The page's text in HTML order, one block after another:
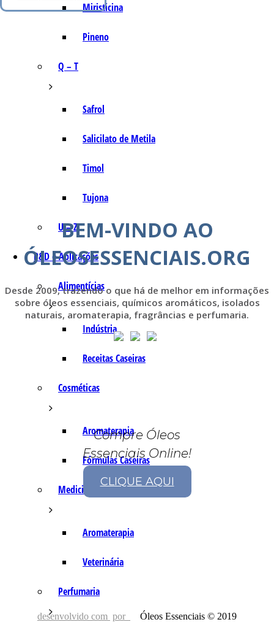
Miristicina
Pineno
Q – T
Safrol
Salicilato de Metila
Timol
Tujona
U – Z
P&D e Aplicações
Alimentícias
Indústria
Receitas Caseiras
Cosméticas
Aromaterapia
Fórmulas Caseiras
Medicinais
Aromaterapia
Veterinária
Perfumaria
BEM-VINDO AO
ÓLEOSESSENCIAIS.ORG
Desde 2009, trazendo o que há de melhor em informações
sobre óleos essenciais, químicos aromáticos, isolados
naturais, aromaterapia, fragrâncias e perfumaria.
Compre Óleos
Essenciais Online!
CLIQUE AQUI
desenvolvido com por Óleos Essenciais © 2019